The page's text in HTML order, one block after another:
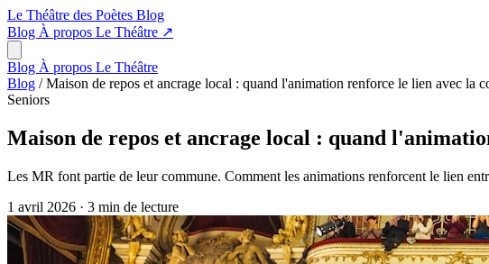
Le Théâtre des Poètes Blog
Blog À propos Le Théâtre ↗
Blog À propos Le Théâtre
Blog / Maison de repos et ancrage local : quand l'animation renforce le lien avec la
Seniors
Maison de repos et ancrage local : quand
Les MR font partie de leur commune. Comment les animations renforcent le lien
1 avril 2026 · 3 min de lecture